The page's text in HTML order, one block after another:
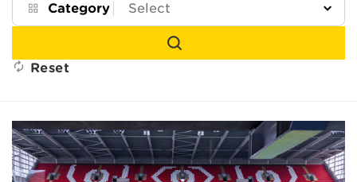
Category
Reset